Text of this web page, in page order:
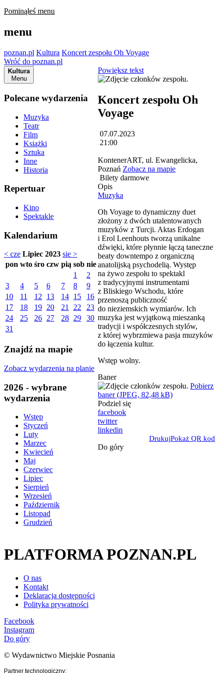
Pominąłeś menu
menu
poznan.pl Kultura Koncert zespołu Oh Voyage
Wróć do poznan.pl
Kultura
Menu
Polecane wydarzenia
Muzyka
Teatr
Film
Książki
Sztuka
Inne
Historia
Repertuar
Kino
Spektakle
Kalendarium
< cze Lipiec 2023 sie >
pon wto śro czw pią sob nie
1
2
3
4 5 6 7 8
9
10
11 12 13 14 15
16
17
18 19 20 21 22
23
24
25 26 27 28 29
30
31
Znajdź na mapie
Zobacz wydarzenia na planie
2026 - wybrane
wydarzenia
Wstęp
Styczeń
Luty
Marzec
Kwiecień
Maj
Czerwiec
Lipiec
Sierpień
Wrzesień
Październik
Listopad
Grudzień
Powiększ tekst
Koncert zespołu Oh
Voyage
07.07.2023
21:00
KontenerART, ul. Ewangelicka,
Poznań Zobacz na mapie
Bilety darmowe
Opis
Muzyka
Oh Voyage to dynamiczny duet
złożony z dwóch utalentowanych
muzyków z Turcji. Aktas Erdogan
i Erol Leenhouts tworzą unikalne
dźwięki, które płynnie łączą taneczne
beaty downtempo z organiczną
anatolijską psychodelią. Występ
na żywo zespołu to spektakl
z tradycyjnymi instrumentami
z Bliskiego Wschodu, które
przenoszą publiczność
do nieziemskich wymiarów. Ich
muzyka jest wyjątkową mieszanką
tradycji i współczesnych stylów,
z której wybrzmiewa pasja muzyków
do łączenia kultur.
Wstęp wolny.
Baner
Pobierz
baner (JPEG, 82,48 kB)
Podziel się
facebook
twitter
linkedin
DrukujPokaż QR kod
Do góry
PLATFORMA POZNAN.PL
O nas
Kontakt
Deklaracja dostępności
Polityka prywatności
Facebook
Instagram
Do góry
© Wydawnictwo Miejskie Posnania
Partner technologiczny: